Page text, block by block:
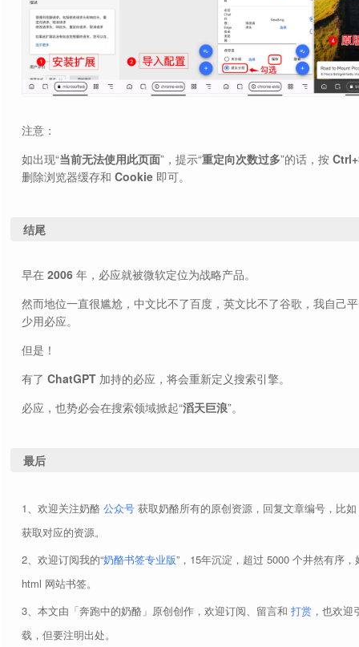
注意：
如出现“当前无法使用此页面”，提示“重定向次数过多”的话，按
删除浏览器缓存和 Cookie 即可。
结尾
早在 2006 年，必应就被微软定位为战略产品。
然而地位一直很尴尬，中文比不了百度，英文比不了谷歌，我自己
少用必应。
但是！
有了 ChatGPT 加持的必应，将会重新定义搜索引擎。
必应，也势必会在搜索领域掀起“滔天巨浪”。
最后
欢迎关注奶酪 公众号 获取奶酪所有的原创资源，回复文章编号，比如
获取对应的资源。
欢迎订阅我的“奶酪书签专业版”，15年沉淀，超过 5000 个井然有序，
html 网站书签。
本文由「奔跑中的奶酪」原创创作，欢迎订阅、留言和 打赏 ，也欢
载，但要注明出处。